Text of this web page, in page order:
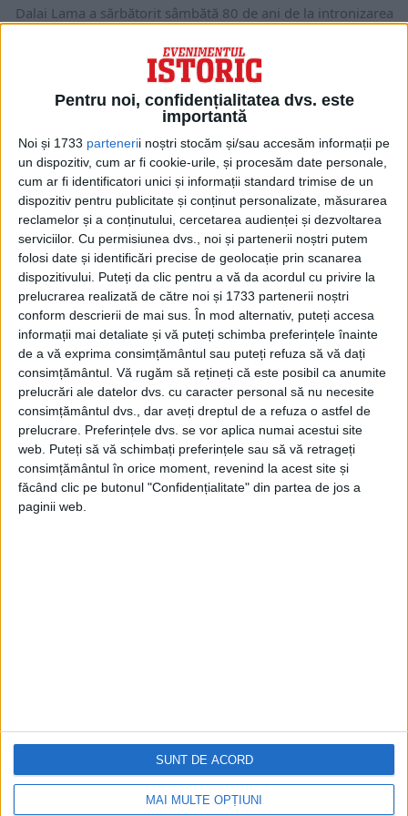
Pentru noi, confidențialitatea dvs. este
importantă
Noi și 1733 partenerii noștri stocăm și/sau accesăm informații pe
un dispozitiv, cum ar fi cookie-urile, și procesăm date personale,
cum ar fi identificatori unici și informații standard trimise de un
dispozitiv pentru publicitate și conținut personalizate, măsurarea
reclamelor și a conținutului, cercetarea audienței și dezvoltarea
serviciilor. Cu permisiunea dvs., noi și partenerii noștri putem
folosi date și identificări precise de geolocație prin scanarea
dispozitivului. Puteți da clic pentru a vă da acordul cu privire la
prelucrarea realizată de către noi și 1733 partenerii noștri
conform descrierii de mai sus. În mod alternativ, puteți accesa
informații mai detaliate și vă puteți schimba preferințele înainte
de a vă exprima consimțământul sau puteți refuza să vă dați
consimțământul. Vă rugăm să rețineți că este posibil ca anumite
prelucrări ale datelor dvs. cu caracter personal să nu necesite
consimțământul dvs., dar aveți dreptul de a refuza o astfel de
prelucrare. Preferințele dvs. se vor aplica numai acestui site
web. Puteți să vă schimbați preferințele sau să vă retrageți
consimțământul în orice moment, revenind la acest site și
făcând clic pe butonul "Confidențialitate" din partea de jos a
paginii web.
MAI MULTE OPȚIUNI
SUNT DE ACORD
Dalai Lama a sărbătorit sâmbătă 80 de ani de la intronizarea
sa ca lider spiritual al...
ARTICOLE ONLINE
Împăratul a abdicat, trăiască Împăratul! Japonezii asistă la
proclamarea urcării pe tron a lui Naruhito
Ceremonii fastuoase sunt prevăzute pentru marţi la Tokyo, cu
ocazia protocolului intronizării Împăratului Naruhito al
Japoniei....
Evenimentul Zilei
Doctorul Zilei
Infoactual